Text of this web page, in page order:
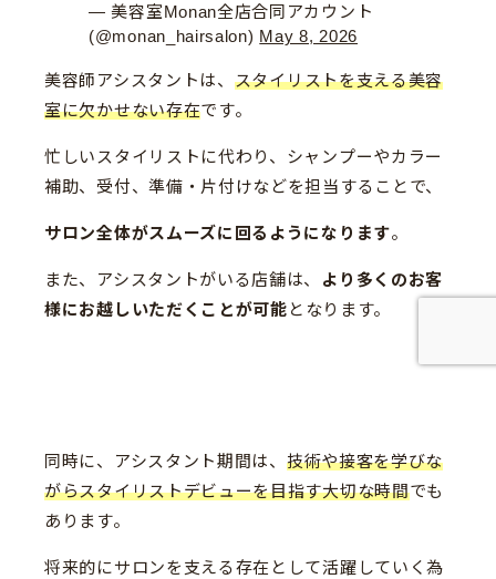
— 美容室Monan全店合同アカウント
(@monan_hairsalon) May 8, 2026
美容師アシスタントは、 スタイリストを支える美容
室に欠かせない存在です。
忙しいスタイリストに代わり、シャンプーやカラー
補助、受付、準備・片付けなどを担当することで、
サロン全体がスムーズに回るようになります。
また、アシスタントがいる店舗は、
より多くのお客
様にお越しいただくことが可能 となります。
同時に、アシスタント期間は、 技術や接客を学びな
がらスタイリストデビューを目指す大切な時間でも
あります。
将来的にサロンを支える存在として活躍していく為